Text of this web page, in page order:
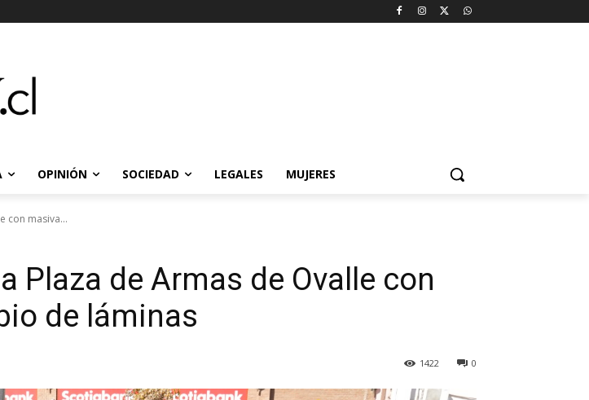
OPINIÓN SOCIEDAD LEGALES MUJERES
con masiva...
Plaza de Armas de Ovalle con
de láminas
0
1422